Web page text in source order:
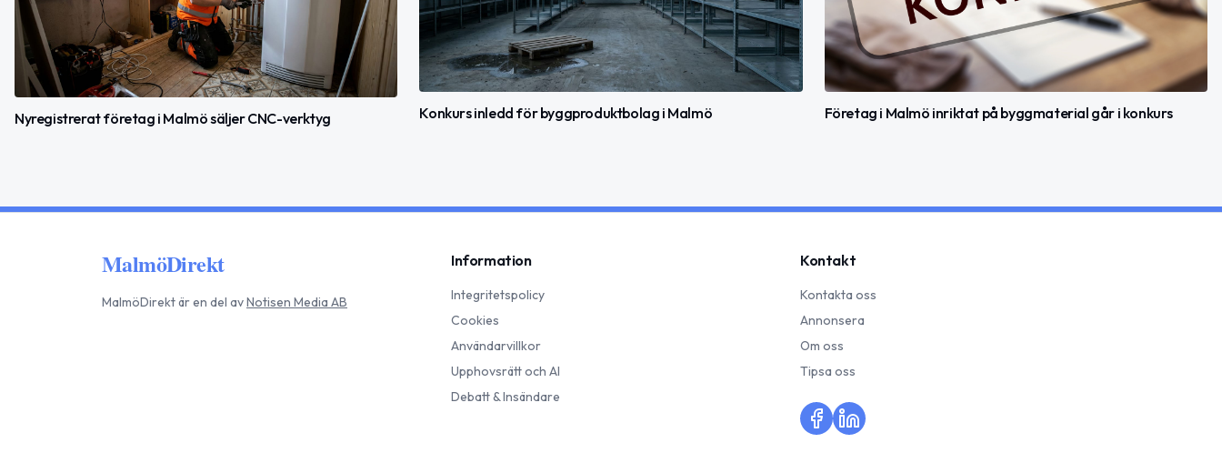
Nyregistrerat företag i Malmö säljer CNC-verktyg Konkurs inledd för byggproduktbolag i Malmö Företag i Malmö inriktat på byggmaterial går i konkurs
MalmöDirekt
MalmöDirektär en del avNotisen Media AB
Information
Integritetspolicy
Cookies
Användarvillkor
Upphovsrätt och AI
Debatt & Insändare
Kontakt
Kontakta oss
Annonsera
Om oss
Tipsa oss